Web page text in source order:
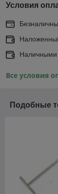
Условия
Наличными
Все условия
Подобные